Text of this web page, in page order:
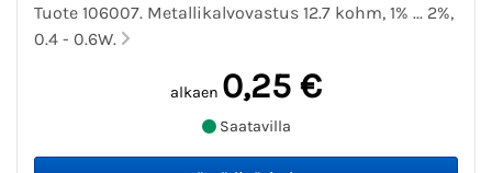
Tuote 106007. Metallikalvovastus 12.7 kohm, 1% ... 2%,
0.4 - 0.6W.
alkaen 0,25 €
Saatavilla